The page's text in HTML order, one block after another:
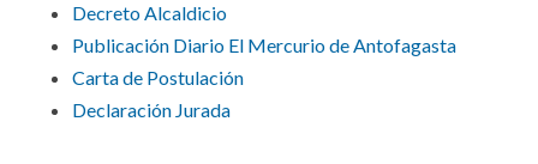
Decreto Alcaldicio
Publicación Diario El Mercurio de Antofagasta
Carta de Postulación
Declaración Jurada